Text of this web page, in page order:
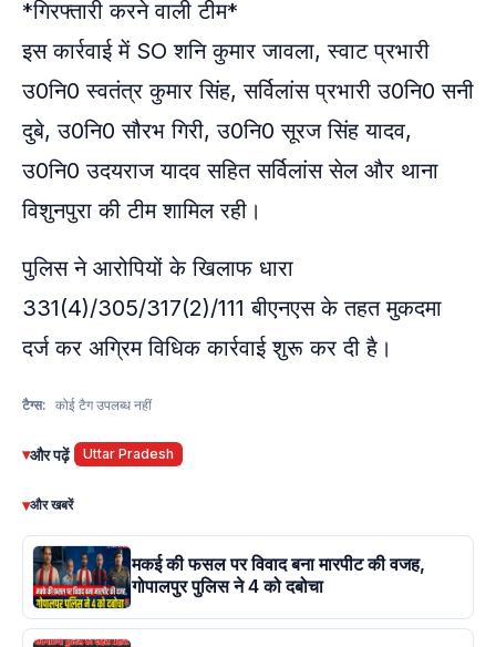
*गिरफ्तारी करने वाली टीम*
इस कार्रवाई में SO शनि कुमार जावला, स्वाट प्रभारी
उ0नि0 स्वतंत्र कुमार सिंह, सर्विलांस प्रभारी उ0नि0 सनी
दुबे, उ0नि0 सौरभ गिरी, उ0नि0 सूरज सिंह यादव,
उ0नि0 उदयराज यादव सहित सर्विलांस सेल और थाना
विशुनपुरा की टीम शामिल रही।
पुलिस ने आरोपियों के खिलाफ धारा
331(4)/305/317(2)/111 बीएनएस के तहत मुकदमा
दर्ज कर अग्रिम विधिक कार्रवाई शुरू कर दी है।
टैग्स: कोई टैग उपलब्ध नहीं
▾और पढ़ें Uttar Pradesh
▾और खबरें
मकई की फसल पर विवाद बना मारपीट की वजह,
गोपालपुर पुलिस ने 4 को दबोचा